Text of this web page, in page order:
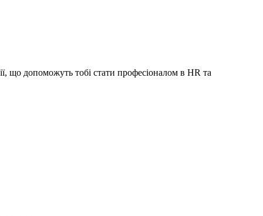
що допоможуть тобі стати професіоналом в HR та